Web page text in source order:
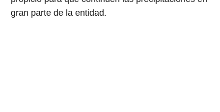
gran parte de la entidad.